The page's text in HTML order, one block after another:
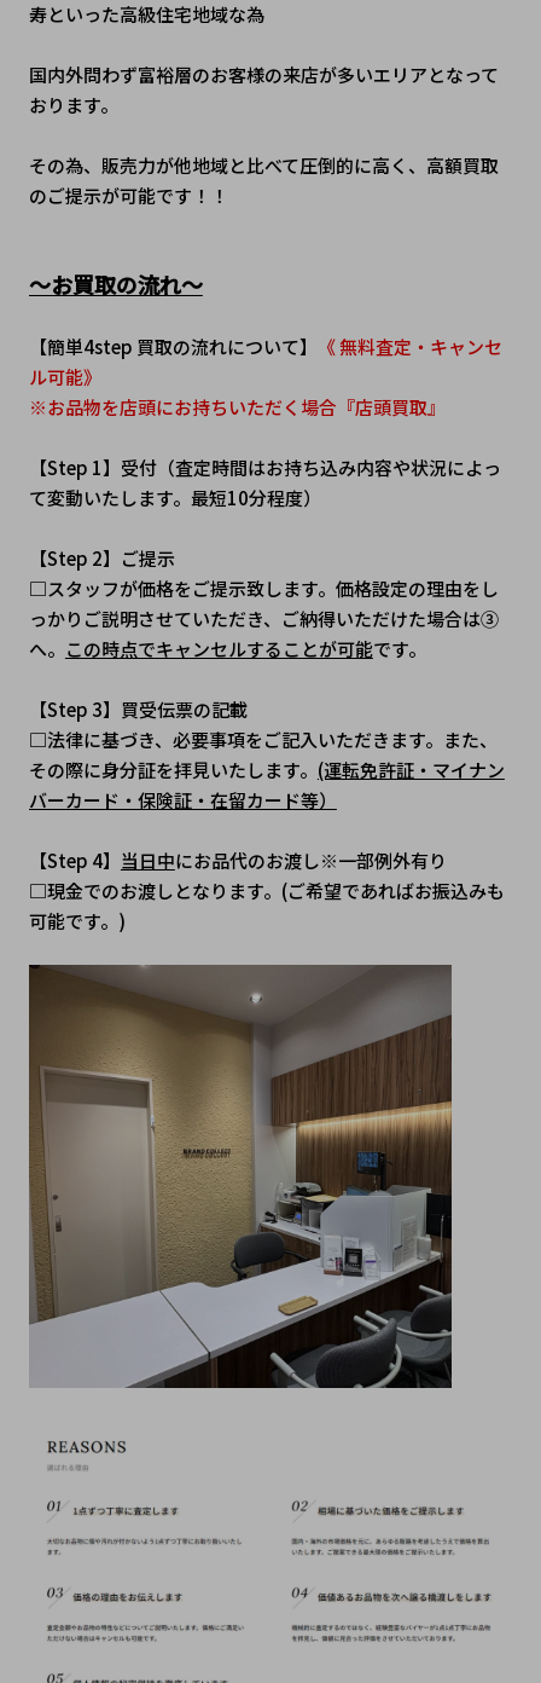
寿といった高級住宅地域な為
国内外問わず富裕層のお客様の来店が多いエリアとなって
おります。
その為、販売力が他地域と比べて圧倒的に高く、高額買取
のご提示が可能です！！
～お買取の流れ～
【簡単4step 買取の流れについて】
《 無料査定・キャンセ
ル可能》
※お品物を店頭にお持ちいただく場合『店頭買取』
【Step 1】受付（査定時間はお持ち込み内容や状況によっ
て変動いたします。最短10分程度）
【Step 2】ご提示
□スタッフが価格をご提示致します。価格設定の理由をし
っかりご説明させていただき、ご納得いただけた場合は③
へ。 この時点でキャンセルすることが可能です。
【Step 3】買受伝票の記載
□法律に基づき、必要事項をご記入いただきます。また、
その際に身分証を拝見いたします。 (運転免許証・マイナン
バーカード・保険証・在留カード等）
【Step 4】 当日中にお品代のお渡し※一部例外有り
□現金でのお渡しとなります。(ご希望であればお振込みも
可能です。)